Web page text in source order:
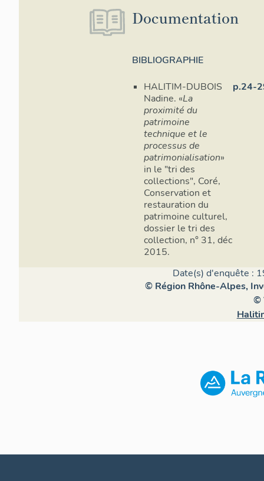
Documentation
BIBLIOGRAPHIE
HALITIM-DUBOIS
Nadine. «La
proximité du
patrimoine
technique et le
processus de
patrimonialisation»
in le "tri des
collections", Coré,
Conservation et
restauration du
patrimoine culturel,
dossier le tri des
collection, n° 31, déc
2015.
p.24-
Date(s) d'enquête :
© Région Rhône-Alpes,
©